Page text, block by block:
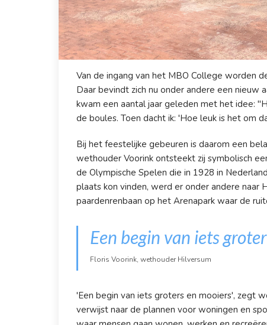
Van de ingang van het MBO College worden
Daar bevindt zich nu onder andere een
kwam een aantal jaar geleden met het idee:
de boules. Toen dacht ik: 'Hoe leuk is het om
Bij het feestelijke gebeuren is daarom een
wethouder Voorink ontsteekt zij symbolisch
de Olympische Spelen die in 1928 in
plaats kon vinden, werd er onder andere naar
paardenrenbaan op het Arenapark waar de
Een begin van iets
Floris Voorink, wethouder Hilversum
'Een begin van iets groters en mooiers', zegt
verwijst naar de plannen voor woningen en